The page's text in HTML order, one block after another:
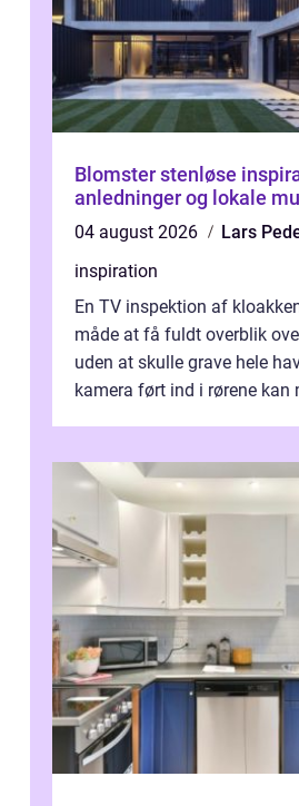
Blomster stenløse inspiration,
anledninger og lokale
04 august 2026
Lars
inspiration
En TV inspektion af
måde at få fuldt overblik
uden at skulle grave hele
kamera ført ind i rørene kan